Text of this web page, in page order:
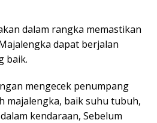
dalam rangka memastikan
dapat berjalan
baik.
mengecek penumpang
majalengka, baik suhu tubuh,
kendaraan, Sebelum